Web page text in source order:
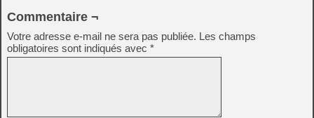
Commentaire ¬
Votre adresse e-mail ne sera pas publiée. Les champs
obligatoires sont indiqués avec *